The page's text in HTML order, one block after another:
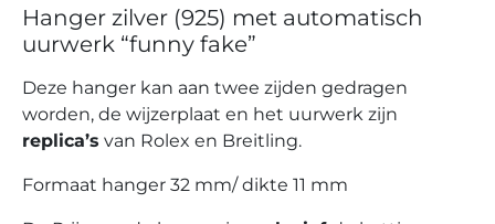
Hanger zilver (925) met automatisch
uurwerk “funny fake”
Deze hanger kan aan twee zijden gedragen
worden, de wijzerplaat en het uurwerk zijn
replica’s van Rolex en Breitling.
Formaat hanger 32 mm/ dikte 11 mm